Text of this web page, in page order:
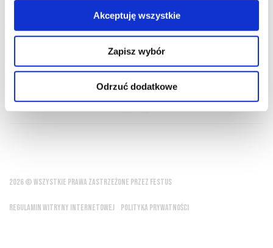
Akceptuję wszystkie
Zapisz wybór
Odrzuć dodatkowe
PRZEWODNIK
SŁOWNIK
Dobre wino jest dla mnie esencją życia
Thomas Jefferson
2026 © WSZYSTKIE PRAWA ZASTRZEŻONE PRZEZ FESTUS
REGULAMIN WITRYNY INTERNETOWEJ POLITYKA PRYWATNOŚCI